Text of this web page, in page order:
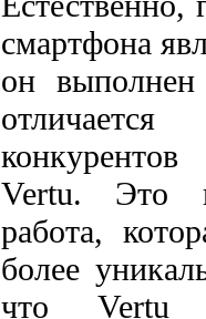
смартфона
он
Vertu. Это
работа,
более
что Vertu